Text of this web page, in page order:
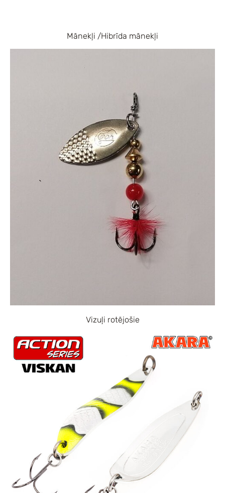
Mānekļi /Hibrīda mānekļi
Vizuļi rotējošie